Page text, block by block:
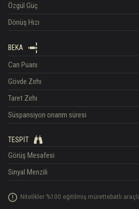
Özgül Güç
Dönüş Hızı
BEKA
Can Puanı
Gövde Zırhı
Taret Zırhı
Süspansiyon onarım süresi
TESPIT
Görüş Mesafesi
Sinyal Menzili
Nitelikler %100 eğitilmiş mürettebatlı